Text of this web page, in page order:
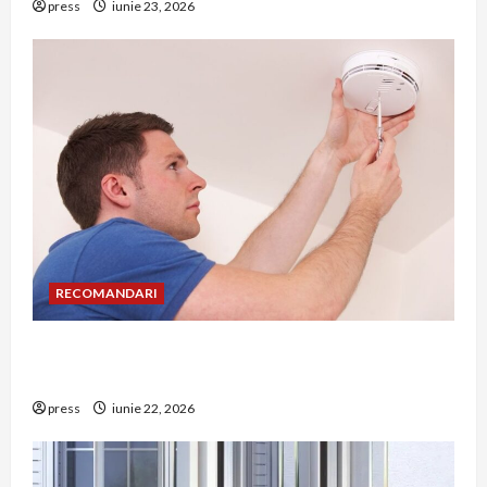
press iunie 23, 2026
RECOMANDARI
press iunie 22, 2026